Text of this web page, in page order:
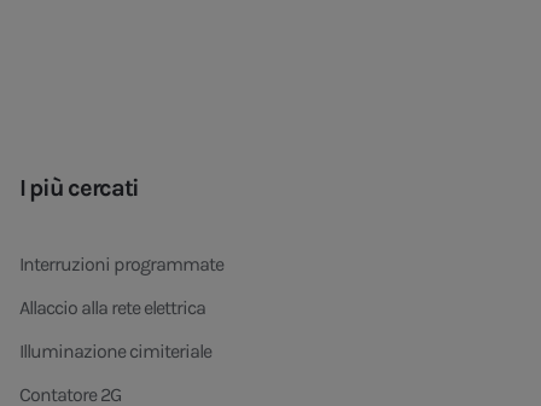
I più cercati
Interruzioni programmate
Allaccio alla rete elettrica
Illuminazione cimiteriale
Contatore 2G